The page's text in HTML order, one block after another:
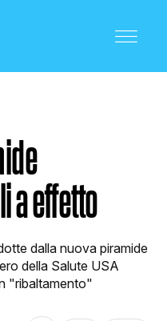
a effetto
dalla nuova piramide
della Salute USA
"ribaltamento"